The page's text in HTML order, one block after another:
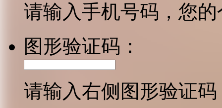
请输入手机号码，您
图形验证码：
请输入右侧图形验证码